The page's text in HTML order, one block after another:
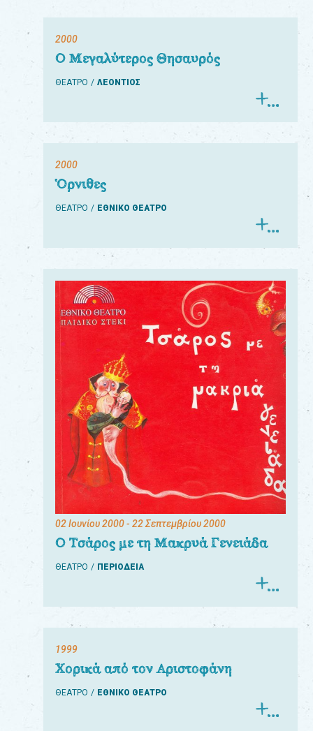
2000
Ο Μεγαλύτερος Θησαυρός
ΘΕΑΤΡΟ ΛΕΟΝΤΙΟΣ
2000
Όρνιθες
ΘΕΑΤΡΟ ΕΘΝΙΚΟ ΘΕΑΤΡΟ
02 Ιουνίου 2000- 22 Σεπτεμβρίου 2000
Ο Τσάρος με τη Μακρυά Γενειάδα
ΘΕΑΤΡΟ ΠΕΡΙΟΔΕΙΑ
1999
Χορικά από τον Αριστοφάνη
ΘΕΑΤΡΟ ΕΘΝΙΚΟ ΘΕΑΤΡΟ